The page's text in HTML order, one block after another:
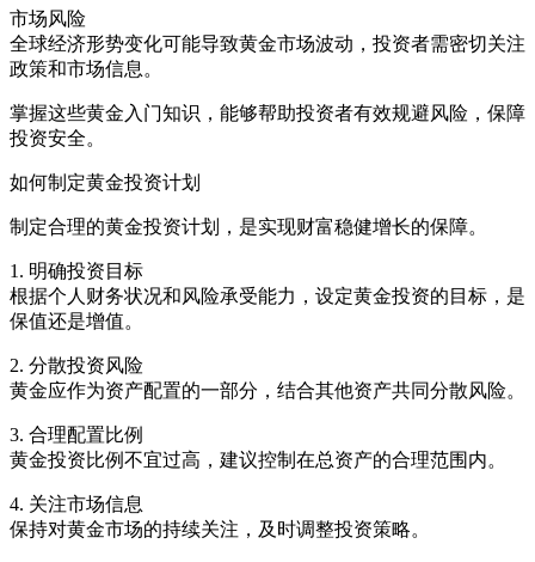
市场风险
全球经济形势变化可能导致黄金市场波动，投资者需密切关注
政策和市场信息。
掌握这些黄金入门知识，能够帮助投资者有效规避风险，保障
投资安全。
如何制定黄金投资计划
制定合理的黄金投资计划，是实现财富稳健增长的保障。
1. 明确投资目标
根据个人财务状况和风险承受能力，设定黄金投资的目标，是
保值还是增值。
2. 分散投资风险
黄金应作为资产配置的一部分，结合其他资产共同分散风险。
3. 合理配置比例
黄金投资比例不宜过高，建议控制在总资产的合理范围内。
4. 关注市场信息
保持对黄金市场的持续关注，及时调整投资策略。